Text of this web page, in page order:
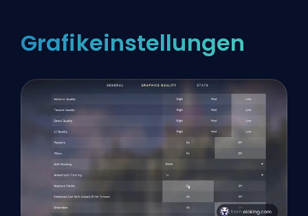
Grafikeinstellungen